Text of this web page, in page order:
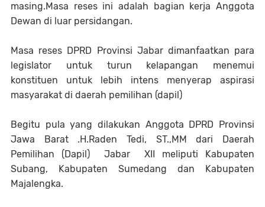
masing.Masa reses ini adalah bagian kerja Anggota
Dewan di luar persidangan.
Masa reses DPRD Provinsi Jabar dimanfaatkan para
legislator untuk turun kelapangan menemui
konstituen untuk lebih intens menyerap aspirasi
masyarakat di daerah pemilihan (dapil)
Begitu pula yang dilakukan Anggota DPRD Provinsi
Jawa Barat .H.Raden Tedi, ST.,MM dari Daerah
Pemilihan (Dapil) Jabar XII meliputi Kabupaten
Subang, Kabupaten Sumedang dan Kabupaten
Majalengka.